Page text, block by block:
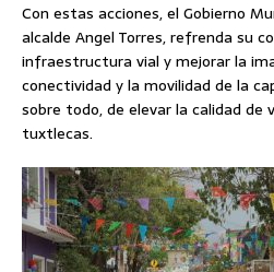
Con estas acciones, el Gobierno
alcalde Angel Torres, refrenda su
infraestructura vial y mejorar la
conectividad y la movilidad de la
sobre todo, de elevar la calidad de
tuxtlecas.